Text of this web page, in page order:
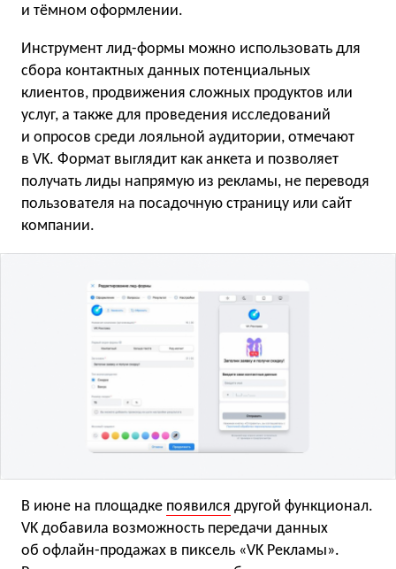
и тёмном оформлении.
Инструмент лид-формы можно использовать для
сбора контактных данных потенциальных
клиентов, продвижения сложных продуктов или
услуг, а также для проведения исследований
и опросов среди лояльной аудитории, отмечают
в VK. Формат выглядит как анкета и позволяет
получать лиды напрямую из рекламы, не переводя
пользователя на посадочную страницу или сайт
компании.
В июне на площадке появился другой функционал.
VK добавила возможность передачи данных
об офлайн-продажах в пиксель «VK Рекламы».